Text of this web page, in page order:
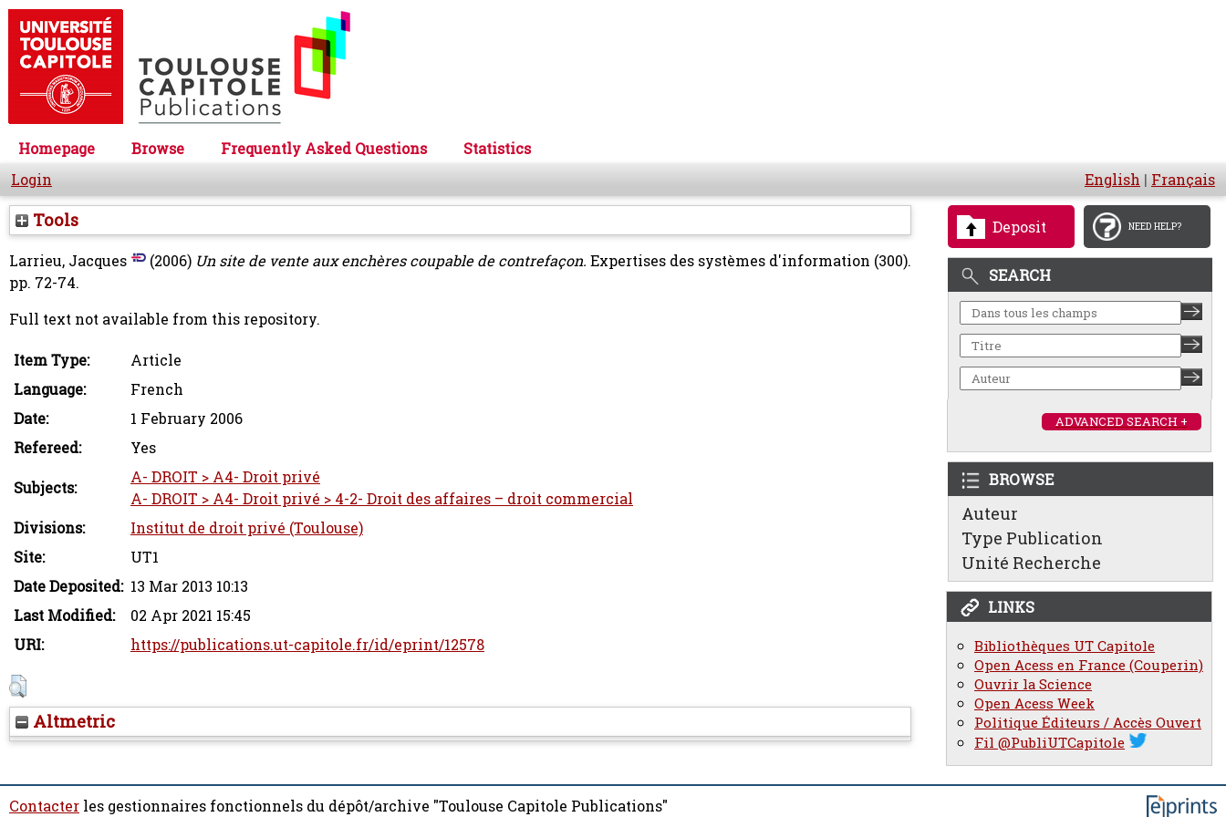
Homepage Browse Frequently Asked Questions
Statistics
Login
English | Français
Deposit NEED HELP?
SEARCH
ADVANCED SEARCH +
BROWSE
Auteur
Type Publication
Unité Recherche
LINKS
Bibliothèques UT Capitole
Open Acess en France (Couperin)
Ouvrir la Science
Open Acess Week
Politique Éditeurs / Accès Ouvert
Fil @PubliUTCapitole
Tools
Larrieu, Jacques (2006) Un site de vente aux enchères coupable de contrefaçon. Expertises des systèmes d'information (300).
pp. 72-74.
Full text not available from this repository.
Item Type:
Article
Language:
French
Date:
1 February 2006
Refereed:
Yes
Subjects:
A- DROIT > A4- Droit privé
A- DROIT > A4- Droit privé > 4-2- Droit des affaires – droit commercial
Divisions:
Institut de droit privé (Toulouse)
Site:
UT1
Date Deposited: 13 Mar 2013 10:13
Last Modified:
02 Apr 2021 15:45
URI:
https://publications.ut-capitole.fr/id/eprint/12578
Altmetric
Contacter les gestionnaires fonctionnels du dépôt/archive "Toulouse Capitole Publications"